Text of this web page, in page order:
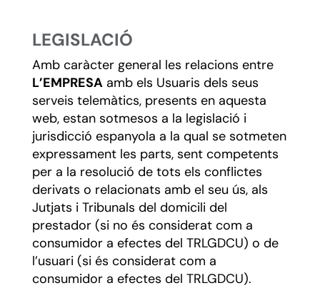
LEGISLACIÓ
Amb caràcter general les relacions entre
L’EMPRESAamb els Usuaris dels seus
serveis telemàtics, presents en aquesta
web, estan sotmesos a la legislació i
jurisdicció espanyola a la qual se sotmeten
expressament les parts, sent competents
per a la resolució de tots els conflictes
derivats o relacionats amb el seu ús, als
Jutjats i Tribunals del domicili del
prestador (si no és considerat com a
consumidor a efectes del TRLGDCU) o de
l’usuari (si és considerat com a
consumidor a efectes del TRLGDCU).